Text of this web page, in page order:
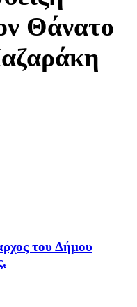
Θάνατο
του Δήμου